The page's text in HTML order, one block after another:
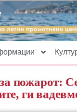
пожарот:
ги